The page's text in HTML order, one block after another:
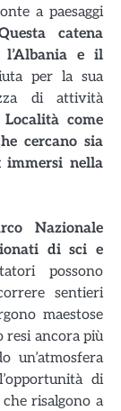
a paesaggi
catena
l’Albania e il
per la sua
di attività
Località come
cercano sia
nella
Nazionale
di sci e
possono
sentieri
maestose
resi ancora più
un’atmosfera
di
risalgono a